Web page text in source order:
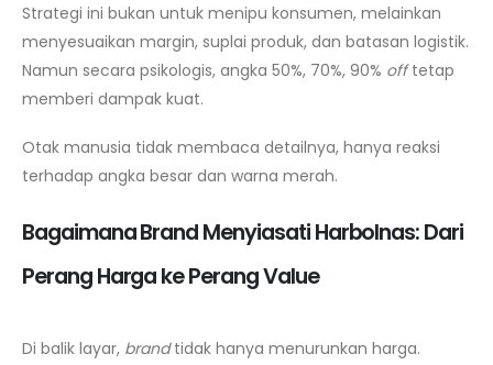
Strategi ini bukan untuk menipu konsumen, melainkan
menyesuaikan margin, suplai produk, dan batasan logistik.
Namun secara psikologis, angka 50%, 70%, 90% offtetap
memberi dampak kuat.
Otak manusia tidak membaca detailnya, hanya reaksi
terhadap angka besar dan warna merah.
Bagaimana Brand Menyiasati Harbolnas: Dari
Perang Harga ke Perang Value
Di balik layar, brandtidak hanya menurunkan harga.